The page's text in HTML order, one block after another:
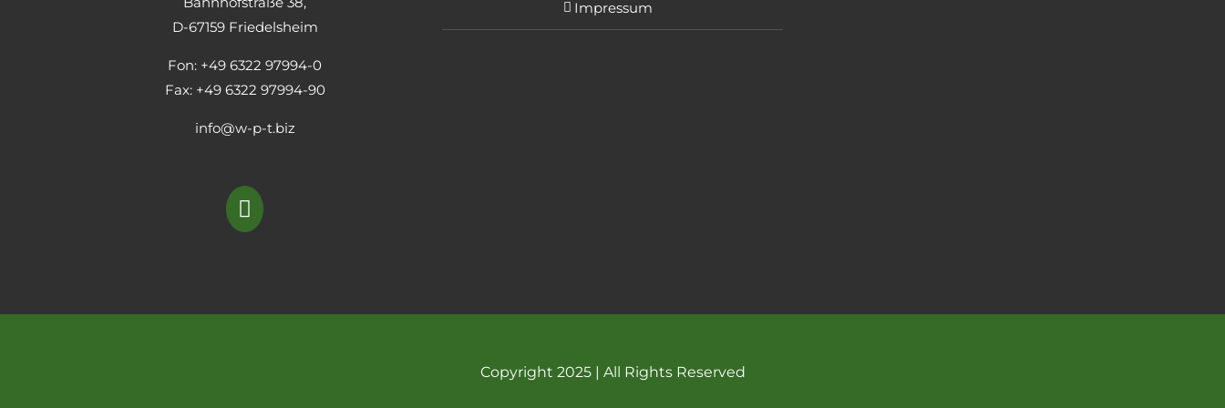
D-67159 Friedelsheim
Fon: +49 6322 97994-0
Fax: +49 6322 97994-90
info@w-p-t.biz
Impressum
Copyright 2025 | All Rights Reserved